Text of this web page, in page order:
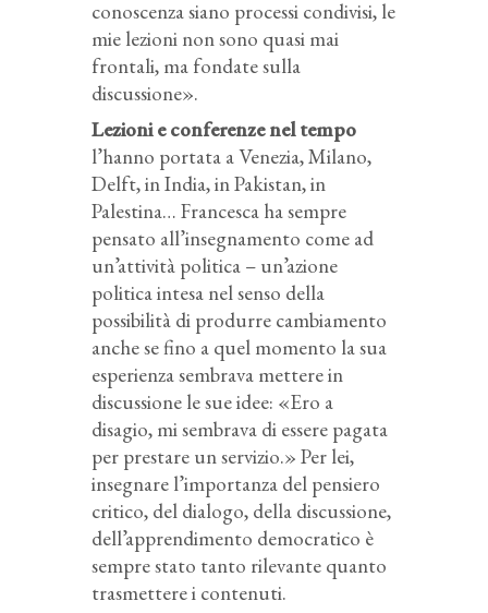
conoscenza siano processi condivisi, le
mie lezioni non sono quasi mai
frontali, ma fondate sulla
discussione».
Lezioni e conferenze nel tempo
l’hanno portata a Venezia, Milano,
Delft, in India, in Pakistan, in
Palestina… Francesca ha sempre
pensato all’insegnamento come ad
un’attività politica – un’azione
politica intesa nel senso della
possibilità di produrre cambiamento
anche se fino a quel momento la sua
esperienza sembrava mettere in
discussione le sue idee: «Ero a
disagio, mi sembrava di essere pagata
per prestare un servizio.» Per lei,
insegnare l’importanza del pensiero
critico, del dialogo, della discussione,
dell’apprendimento democratico è
sempre stato tanto rilevante quanto
trasmettere i contenuti.